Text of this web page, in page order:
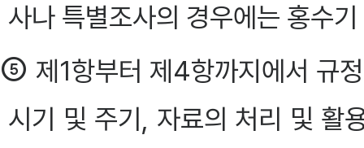
사나 특별조사의 경우에는 홍수
⑤ 제1항부터 제4항까지에서 규
시기 및 주기, 자료의 처리 및 활